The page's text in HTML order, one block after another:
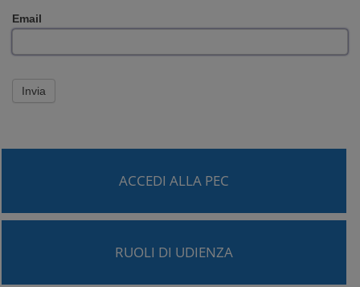
Email
ACCEDI ALLA PEC
RUOLI DI UDIENZA